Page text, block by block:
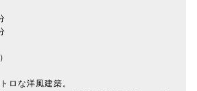
ロな洋風建築。